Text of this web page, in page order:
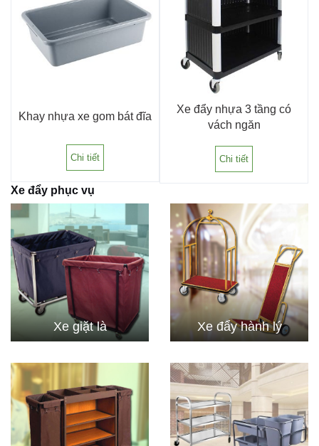
Khay nhựa xe gom bát đĩa
Chi tiết
Xe đẩy nhựa 3 tầng có
vách ngăn
Chi tiết
Xe đẩy phục vụ
Xe giặt là Xe đẩy hành lý